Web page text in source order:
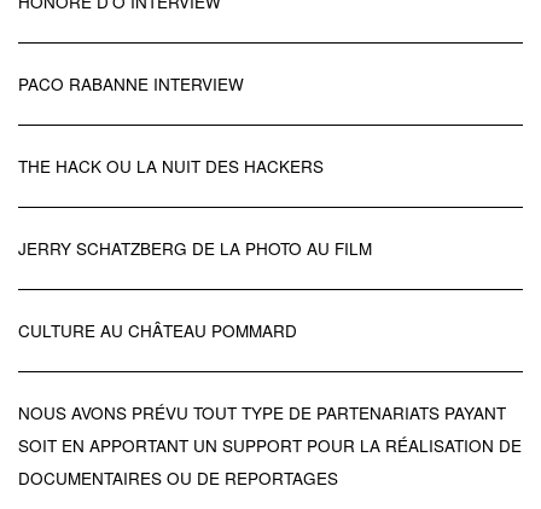
PACO RABANNE INTERVIEW
THE HACK OU LA NUIT DES HACKERS
JERRY SCHATZBERG DE LA PHOTO AU FILM
CULTURE AU CHÂTEAU POMMARD
NOUS AVONS PRÉVU TOUT TYPE DE PARTENARIATS PAYANT
SOIT EN APPORTANT UN SUPPORT POUR LA RÉALISATION DE
DOCUMENTAIRES OU DE REPORTAGES